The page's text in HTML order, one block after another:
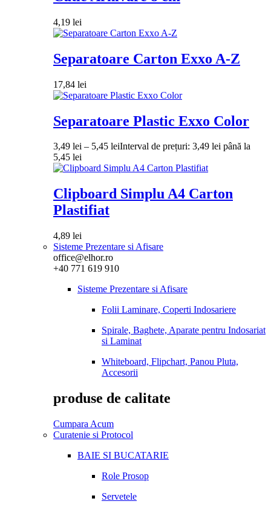
4,19 lei
Separatoare Carton Exxo A-Z
17,84 lei
Separatoare Plastic Exxo Color
3,49 lei – 5,45 leiInterval de prețuri: 3,49 lei până la
5,45 lei
Clipboard Simplu A4 Carton
Plastifiat
4,89 lei
Sisteme Prezentare si Afisare
office@elhor.ro
+40 771 619 910
Sisteme Prezentare si Afisare
Folii Laminare, Coperti Indosariere
Spirale, Baghete, Aparate pentru Indosariat
si Laminat
Whiteboard, Flipchart, Panou Pluta,
Accesorii
produse de calitate
Cumpara Acum
Curatenie si Protocol
BAIE SI BUCATARIE
Role Prosop
Servetele